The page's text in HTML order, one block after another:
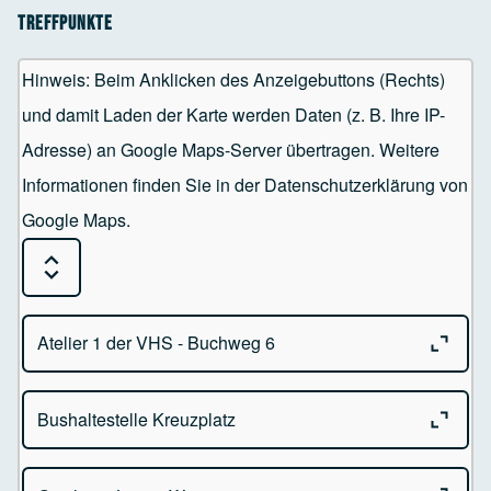
Treffpunkte
Hinweis: Beim Anklicken des Anzeigebuttons (Rechts)
und damit Laden der Karte werden Daten (z. B. Ihre IP-
Adresse) an Google Maps-Server übertragen. Weitere
Informationen finden Sie in der Datenschutzerklärung von
Google Maps.
Expand or Collapse all sections
Atelier 1 der VHS - Buchweg 6 Close
Atelier 1 der VHS
Bushaltestelle Kreuzplatz Close